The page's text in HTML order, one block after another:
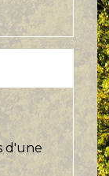
d'une